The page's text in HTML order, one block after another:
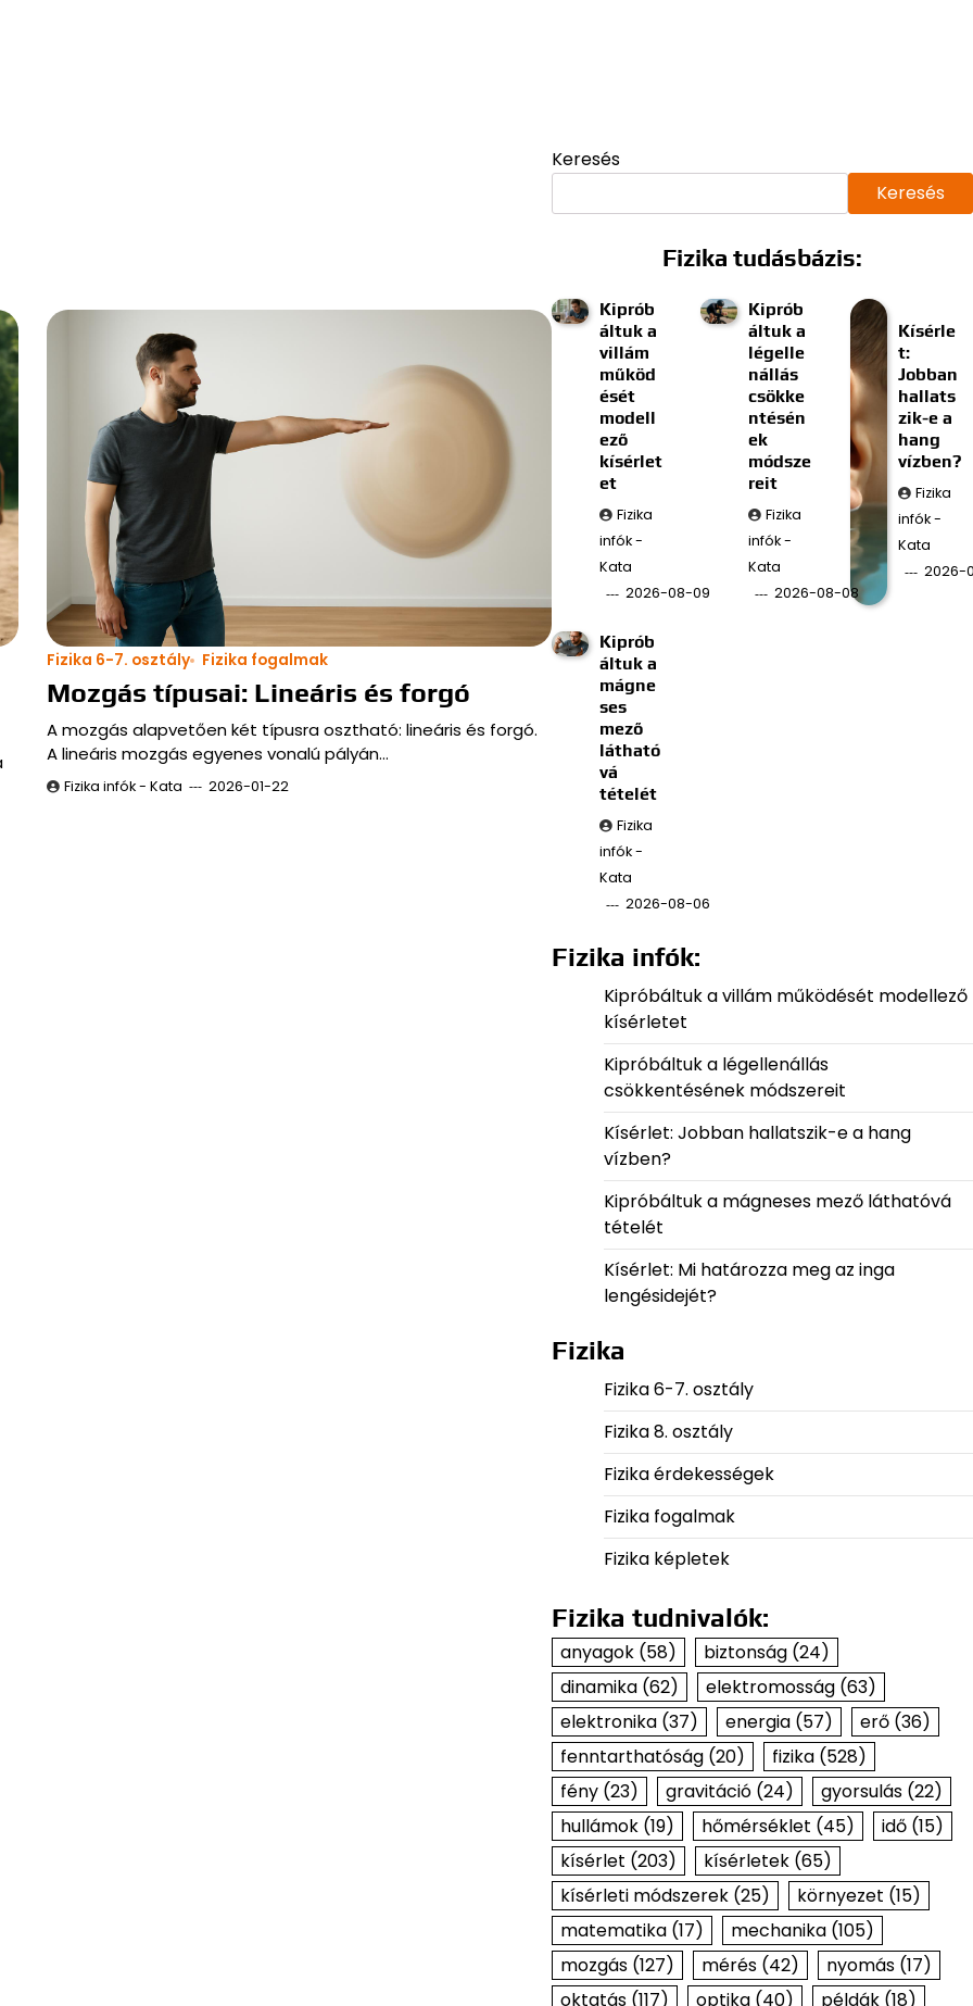
Fizika 6-7. osztály Fizika fogalmak
Mozgás típusai: Lineáris és forgó
A mozgás alapvetően két típusra osztható: lineáris és forgó.
A lineáris mozgás egyenes vonalú pályán…
Fizika infók - Kata 2026-01-22
Keresés
Keresés
Fizika tudásbázis:
Kiprób
áltuk a
villám
működ
ését
modell
ező
kísérlet
et
Fizika
infók -
Kata
2026-08-09
Kiprób
áltuk a
légelle
nállás
csökke
ntésén
ek
módsze
reit
Fizika
infók -
Kata
2026-08-08
Kísérle
t:
Jobban
hallats
zik-e a
hang
vízben?
Fizika
infók -
Kata
2026-
Kiprób
áltuk a
mágne
ses
mező
látható
vá
tételét
Fizika
infók -
Kata
2026-08-06
Fizika infók:
Kipróbáltuk a villám működését modellező
kísérletet
Kipróbáltuk a légellenállás
csökkentésének módszereit
Kísérlet: Jobban hallatszik-e a hang
vízben?
Kipróbáltuk a mágneses mező láthatóvá
tételét
Kísérlet: Mi határozza meg az inga
lengésidejét?
Fizika
Fizika 6-7. osztály
Fizika 8. osztály
Fizika érdekességek
Fizika fogalmak
Fizika képletek
Fizika tudnivalók:
anyagok(58) biztonság(24)
dinamika(62) elektromosság(63)
elektronika(37) energia(57) erő(36)
fenntarthatóság(20) fizika(528)
fény(23) gravitáció(24) gyorsulás(22)
hullámok(19) hőmérséklet (45) idő(15)
kísérlet (203) kísérletek(65)
kísérleti módszerek(25) környezet (15)
matematika(17) mechanika(105)
mozgás(127) mérés(42) nyomás(17)
oktatás(117) optika(40) példák(18)